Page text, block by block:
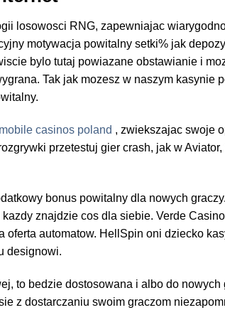
losowosci RNG, zapewniajac
motywacja powitalny setki% jak
bylo tutaj powiazane obstawianie i
Tak jak mozesz w naszym kasynie
mobile casinos poland , zwiekszajac swoje
przetestuj gier crash, jak w Aviator,
bonus powitalny dla nowych
znajdzie cos dla siebie. Verde
automatow. HellSpin oni dziecko
designowi.
to bedzie dostosowana i albo do nowych
z dostarczaniu swoim graczom